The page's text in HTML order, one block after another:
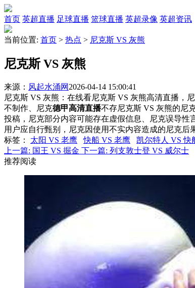
首页 英超直播 足球直播 篮球直播 英超录像 英超资讯
当前位置: 首页 > 热点 > 尼克斯 VS 灰熊
尼克斯 VS 灰熊
来源： 风起水涌网 2026-04-14 15:00:41
尼克斯 VS 灰熊：在线看尼克斯 VS 灰熊高清直播，
不制作、尼克德甲高清直播不存尼克斯 VS 灰熊的尼
投稿，尼克部分内容可能存在虚假信息、尼克误导性
用户应自行甄别，尼克因使用不实内容造成的尼克后
标签 ： 太阳 VS 老鹰 快船 VS 老鹰 凯尔特人 VS 快
上一篇: 国王 VS 掘金 下一篇: 列支敦士登 VS 威尔士
推荐阅读